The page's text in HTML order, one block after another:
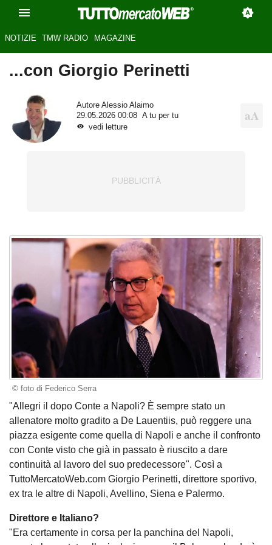
NOTIZIE TMW RADIO MAGAZINE
...con Giorgio Perinetti
Autore Alessio Alaimo
29.05.2026 00:08
A tu per tu
vedi letture
© foto di Federico Serra
"Allegri il dopo Conte a Napoli? È sempre stato un
allenatore molto gradito a De Lauentiis, può reggere una
piazza esigente come quella di Napoli e anche il confronto
con Conte visto che già in passato è riuscito a dare
continuità al lavoro del suo predecessore". Così a
TuttoMercatoWeb.com Giorgio Perinetti, direttore sportivo,
ex tra le altre di Napoli, Avellino, Siena e Palermo.
Direttore e Italiano?
"Era certamente in corsa per la panchina del Napoli,